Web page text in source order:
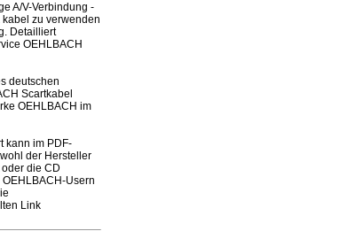
A/V-Verbindung -
zu verwenden
Detailliert
OEHLBACH
deutschen
Scartkabel
OEHLBACH im
kann im PDF-
der Hersteller
die CD
Usern
Link